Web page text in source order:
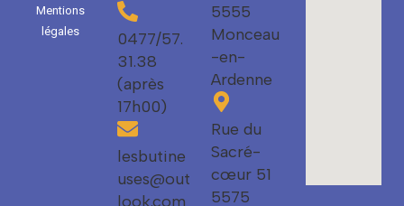
Mentions
légales
0477/57.
31.38
(après
17h00)
lesbutine
uses@out
look.com
5555
Monceau
-en-
Ardenne
Rue du
Sacré-
cœur 51
5575